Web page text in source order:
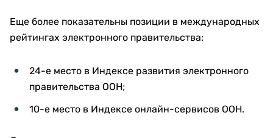
Еще более показательны позиции в международных
рейтингах электронного правительства:
24-е место в Индексе развития электронного
правительства ООН;
10-е место в Индексе онлайн-сервисов ООН.